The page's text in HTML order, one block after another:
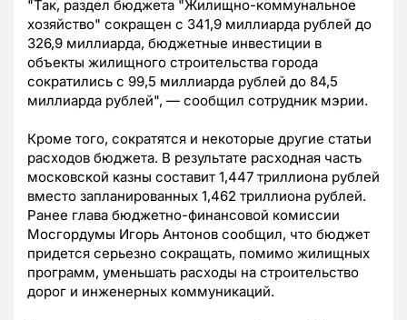
"Так, раздел бюджета "Жилищно-коммунальное
хозяйство" сокращен с 341,9 миллиарда рублей до
326,9 миллиарда, бюджетные инвестиции в
объекты жилищного строительства города
сократились с 99,5 миллиарда рублей до 84,5
миллиарда рублей", — сообщил сотрудник мэрии.
Кроме того, сократятся и некоторые другие статьи
расходов бюджета. В результате расходная часть
московской казны составит 1,447 триллиона рублей
вместо запланированных 1,462 триллиона рублей.
Ранее глава бюджетно-финансовой комиссии
Мосгордумы Игорь Антонов сообщил, что бюджет
придется серьезно сокращать, помимо жилищных
программ, уменьшать расходы на строительство
дорог и инженерных коммуникаций.